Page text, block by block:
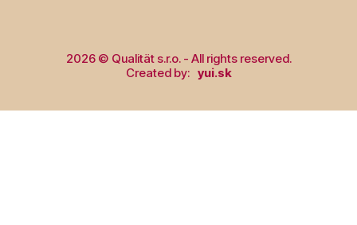
2026 © Qualität s.r.o. - All rights reserved.
Created by: yui.sk